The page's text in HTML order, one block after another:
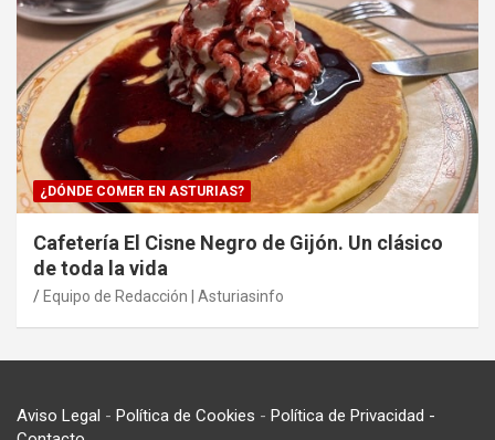
¿DÓNDE COMER EN ASTURIAS?
Cafetería El Cisne Negro de Gijón. Un clásico
de toda la vida
Equipo de Redacción | Asturiasinfo
Aviso Legal - Política de Cookies - Política de Privacidad -